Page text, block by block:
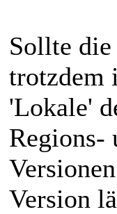
Sollte
trotzdem
'Lokale'
Regions-
Version